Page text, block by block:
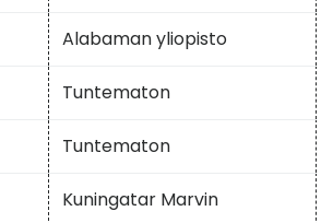
Alabaman yliopisto
Tuntematon
Tuntematon
Kuningatar Marvin